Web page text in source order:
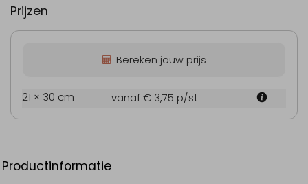
Prijzen
Bereken jouw prijs
21 × 30 cm vanaf € 3,75 p/st
Productinformatie